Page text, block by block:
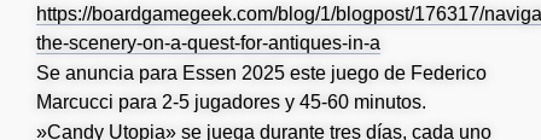
https://boardgamegeek.com/blog/1/blogpost/176317/
the-scenery-on-a-quest-for-antiques-in-a
Se anuncia para Essen 2025 este juego de Federico
Marcucci para 2-5 jugadores y 45-60 minutos.
»Candy Utopia» se juega durante tres días, cada uno